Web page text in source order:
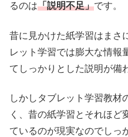
るのは「説明不足」です。
昔に見かけた紙学習はまさ
レット学習では膨大な情報
てしっかりとした説明が備
しかしタブレット学習教材
く、昔の紙学習とそれほど
ているのが現実なのでしっ